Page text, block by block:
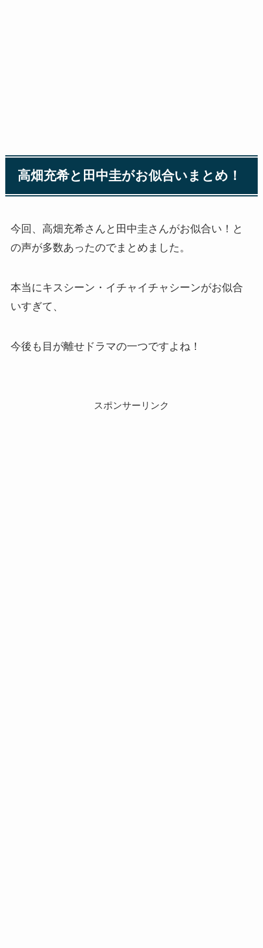
高畑充希と田中圭がお似合いまとめ！
今回、高畑充希さんと田中圭さんがお似合い！と
の声が多数あったのでまとめました。
本当にキスシーン・イチャイチャシーンがお似合
いすぎて、
今後も目が離せドラマの一つですよね！
スポンサーリンク